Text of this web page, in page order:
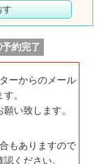
す
約完了
ーからのメール
。
い致します。
もありますので
ください。